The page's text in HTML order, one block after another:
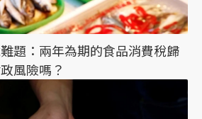
題：兩年為期的食品消費稅歸
風險嗎？